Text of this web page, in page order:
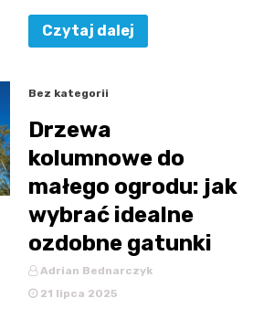
Czytaj dalej
Bez kategorii
Drzewa
kolumnowe do
małego ogrodu: jak
wybrać idealne
ozdobne gatunki
Adrian Bednarczyk
21 lipca 2025